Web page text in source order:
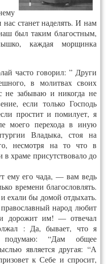
станет наделять. И нам
был таким благостным,
каждая морщинка
часто говорил: ” Други
в молитвах своих
не забываю и никогда не
если только Господь
простит и помилует, я
моего перехода в иную
Владыка, стоя на
несмотря на то что в
храме присутствовало до
его чада, — вам ведь
времени благословлять.
ехали бы домой отдыхать.
народ любит
и дорожит им! — отвечал
: Да, бывает, что я
“Дам общее
является другая: “А
к Себе и спросит,